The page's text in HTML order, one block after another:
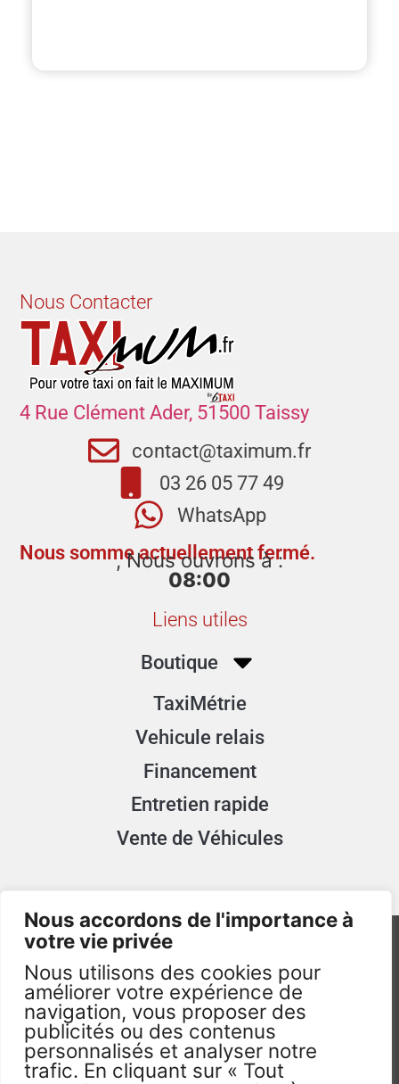
Nous accordons de l'importance à
votre vie privée
Nous utilisons des cookies pour
améliorer votre expérience de
navigation, vous proposer des
publicités ou des contenus
personnalisés et analyser notre
trafic. En cliquant sur « Tout
Nous Contacter
4 Rue Clément Ader, 51500 Taissy
contact@taximum.fr
03 26 05 77 49
WhatsApp
Nous somme actuellement fermé.
, Nous ouvrons à :
08:00
Liens utiles
Boutique
TaxiMétrie
Vehicule relais
Financement
Entretien rapide
Vente de Véhicules
TAXImum.fr - 2026 - Visuels non Contractuels -
Tous droits réservés. ©